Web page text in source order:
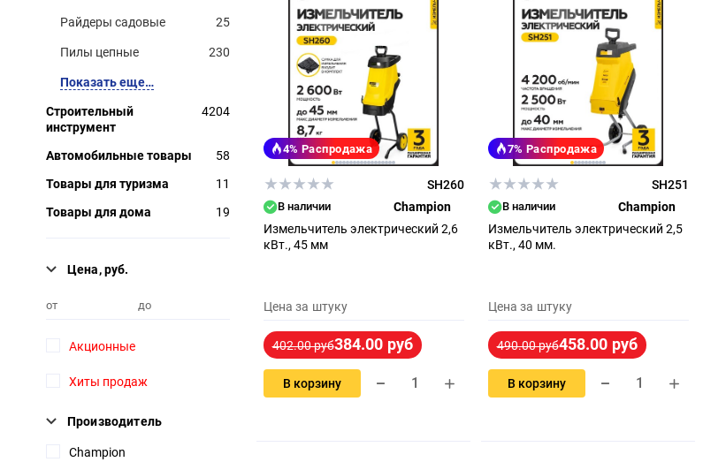
Райдеры садовые 25
Пилы цепные 230
Показать еще…
Строительный
инструмент
4204
Автомобильные товары
58
Товары для туризма
11
Товары для дома
19
Цена, руб.
от до
Акционные
Хиты продаж
Производитель
Champion
4% Распродажа
SH260
В наличии
Champion
Измельчитель электрический 2,6
кВт., 45 мм
Цена за штуку
402.00 руб384.00 руб
В корзину
7% Распродажа
SH251
В наличии
Champion
Измельчитель электрический 2,5
кВт., 40 мм.
Цена за штуку
490.00 руб458.00 руб
В корзину